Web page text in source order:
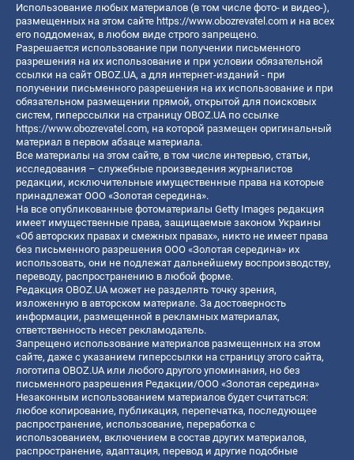
Использование любых материалов (в том числе фото- и видео-),
размещенных на этом сайте https://www.obozrevatel.com и на всех
его поддоменах, в любом виде строго запрещено.
Разрешается использование при получении письменного
разрешения на их использование и при условии обязательной
ссылки на сайт OBOZ.UA, а для интернет-изданий - при
получении письменного разрешения на их использование и при
обязательном размещении прямой, открытой для поисковых
систем, гиперссылки на страницу OBOZ.UA по ссылке
https://www.obozrevatel.com, на которой размещен оригинальный
материал в первом абзаце материала.
Все материалы на этом сайте, в том числе интервью, статьи,
исследования – служебные произведения журналистов
редакции, исключительные имущественные права на которые
принадлежат ООО «Золотая середина».
На все опубликованные фотоматериалы Getty Images редакция
имеет имущественные права, защищаемые законом Украины
«Об авторских правах и смежных правах», никто не имеет права
без письменного разрешения ООО «Золотая середина» их
использовать, они не подлежат дальнейшему воспроизводству,
переводу, распространению в любой форме.
Редакция OBOZ.UA может не разделять точку зрения,
изложенную в авторском материале. За достоверность
информации, размещенной в рекламных материалах,
ответственность несет рекламодатель.
Запрещено использование материалов размещенных на этом
сайте, даже с указанием гиперссылки на страницу этого сайта,
логотипа OBOZ.UA или любого другого упоминания, но без
письменного разрешения Редакции/ООО «Золотая середина»
Незаконным использованием материалов будет считаться:
любое копирование, публикация, перепечатка, последующее
распространение, использование, переработка с
использованием, включением в состав других материалов,
распространение, адаптация, перевод и другие подобные